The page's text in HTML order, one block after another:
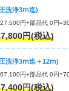
洗浄3ⅿ迄)
円+部品代 0円
円(税込)
圧洗浄3ⅿ迄＋12ⅿ)
円+部品代 0円
円(税込)